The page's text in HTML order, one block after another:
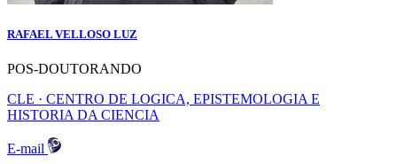
RAFAEL VELLOSO LUZ
POS-DOUTORANDO
CLE · CENTRO DE LOGICA, EPISTEMOLOGIA E
HISTORIA DA CIENCIA
E-mail